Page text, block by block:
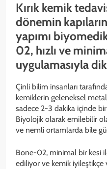
Kırık kemik
dönemin
yapımı
02, hızlı ve
uygulamasıyla
Çinli bilim insanları
kemiklerin geleneksel
sadece 2-3 dakika içinde
Biyolojik olarak emilebilir
ve nemli ortamlarda bile
Bone-02, minimal bir kesi
ediliyor ve kemik iyileştikçe